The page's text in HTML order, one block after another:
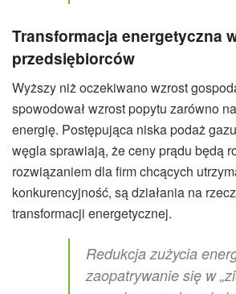
Transformacja energetyczna
przedsiębiorców
Wyższy niż oczekiwano wzrost
spowodował wzrost popytu zarówno
energię. Postępująca niska podaż
węgla sprawiają, że ceny prądu będą
rozwiązaniem dla firm chcących
konkurencyjność, są działania na
transformacji energetycznej.
Redukcja zużycia
zaopatrywanie się w